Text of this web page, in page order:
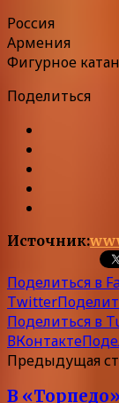
Россия
Армения
Фигурное
Поделиться
Источник:
Поделиться в
Twitter
Поделиться в
ВКонтакте
Предыдущая
В